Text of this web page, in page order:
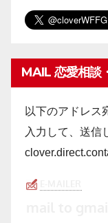
MAIL 恋愛相談
以下のアドレス
入力して、送信